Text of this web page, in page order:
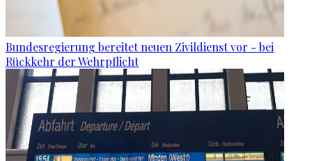
Bundesregierung bereitet neuen Zivildienst vor - bei
Rückkehr der Wehrpflicht